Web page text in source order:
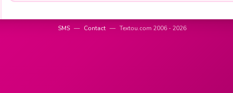
SMS — Contact — Textou.com 2006 - 2026